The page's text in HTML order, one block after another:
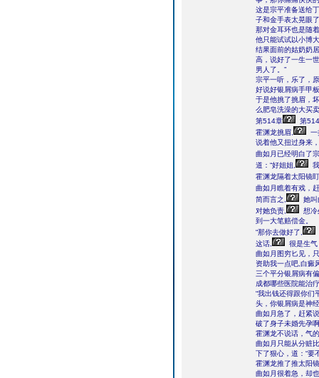
这是宗平准备送给
子和金手表太晃眼
那对金耳环也是随
他只能试试以小博
结果面前的姑奶奶
高，说好了一生一
男人了。”
宗平一听，乐了，
好说好银屑病手甲
于是他挑了挑眉，
么肥皂洗澡的大买
第514章
第
霍渊龙挑眉,
一
说着他又扭过身来
曲如月已经明白了
道：“好姐姐,
霍渊龙隔着太阳镜
曲如月瞧着有戏，
简而言之,
她叫
对她负责,
想冷
到一大笔赔偿金。
“那你去做好了,
这话,
很是生
曲如月图穷匕见，
资助我一点吧,白癜
三个平分银屑病有
成都哪些医院能治
“我出钱还得跟你们
头，你银屑病是神
曲如月急了，赶紧
破了身子未婚先孕
霍渊龙不说话，气
曲如月只能从分赃
下了狠心，道：“要
霍渊龙推了推太阳
曲如月很着急，却